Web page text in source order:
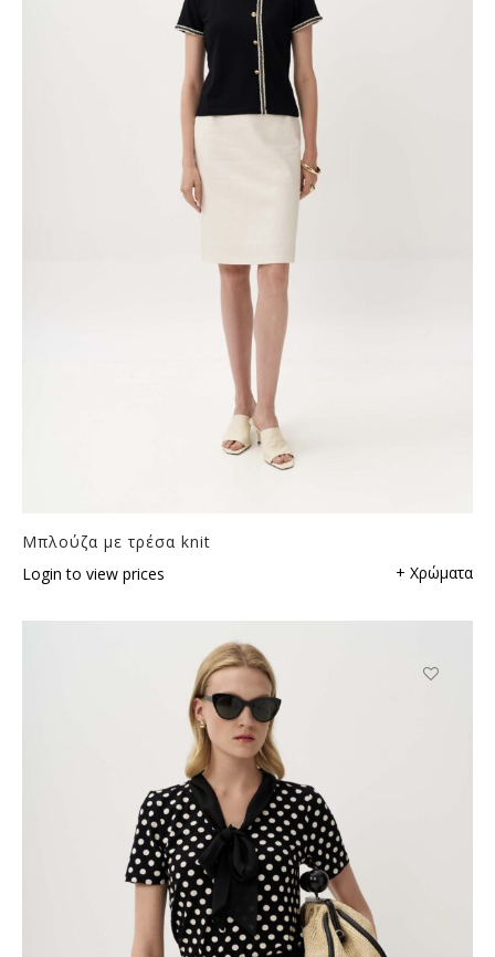
Μπλούζα με τρέσα knit
Login to view prices
+ Χρώματα